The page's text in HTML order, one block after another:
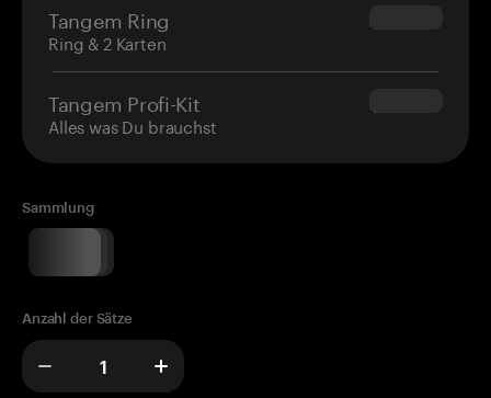
Tangem Ring
Ring & 2 Karten
$160.00
Tangem Profi-Kit
Alles was Du brauchst
$180.00
Sammlung
Anzahl der Sätze